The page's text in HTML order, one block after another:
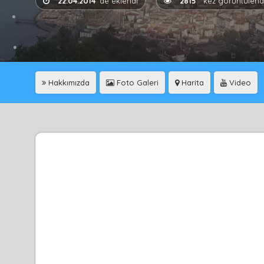
Hakkımızda Foto Galeri Harita Video